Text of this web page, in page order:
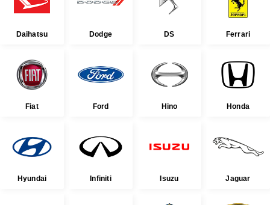
Daihatsu Dodge DS Ferrari
Fiat Ford Hino Honda
Hyundai Infiniti Isuzu Jaguar